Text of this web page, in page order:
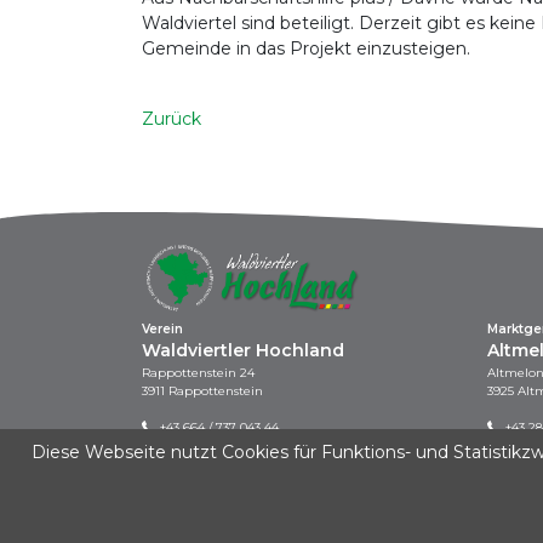
Waldviertel sind beteiligt. Derzeit gibt es
Gemeinde in das Projekt einzusteigen.
Zurück
Verein
Waldviertler Hochland
Rappottenstein 24
3911 Rappottenstein
+43 664 / 737 043 44
info@waldviertler-hochland.at
3925
+43
Diese Webseite nutzt Cookies für Funktions- und